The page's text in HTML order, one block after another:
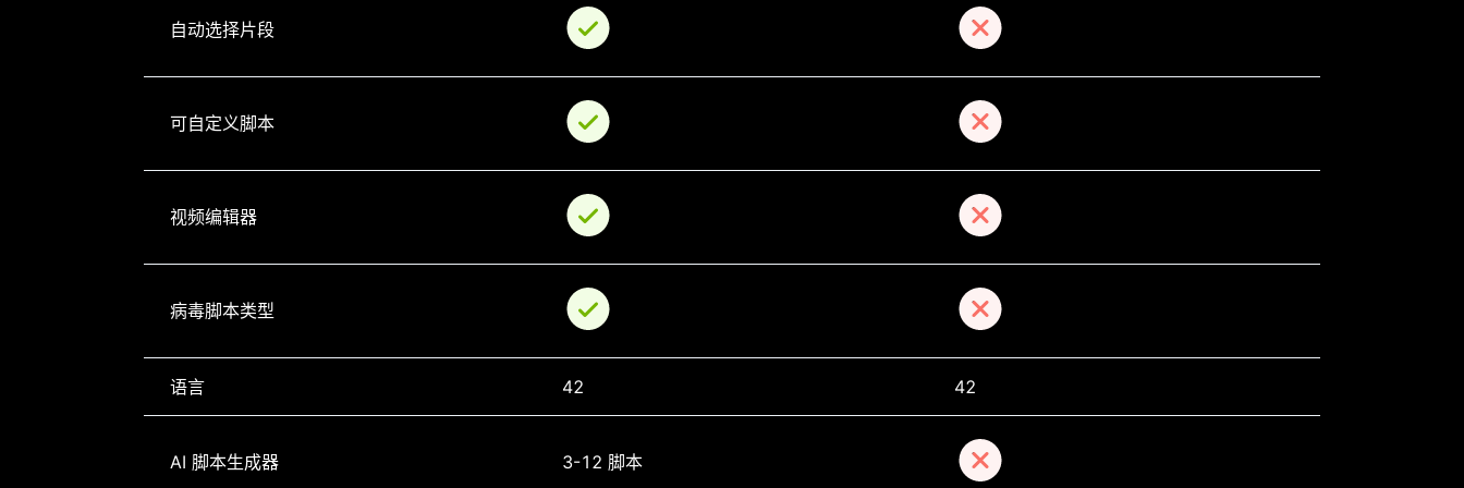
自动选择片段
可自定义脚本
视频编辑器
病毒脚本类型
语言 42 42
AI 脚本生成器 3-12 脚本